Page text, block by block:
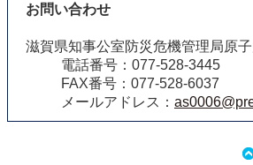
お問い合わせ
滋賀県知事公室防災危機管理局原
電話番号：077-528-3445
FAX番号：077-528-6037
メールアドレス：